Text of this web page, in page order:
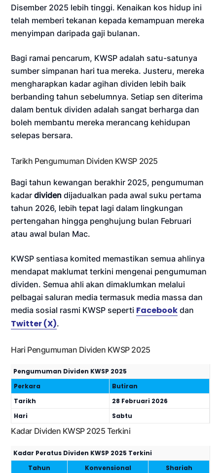
Disember 2025 lebih tinggi. Kenaikan kos hidup ini
telah memberi tekanan kepada kemampuan mereka
menyimpan daripada gaji bulanan.
Bagi ramai pencarum, KWSP adalah satu-satunya
sumber simpanan hari tua mereka. Justeru, mereka
mengharapkan kadar agihan dividen lebih baik
berbanding tahun sebelumnya. Setiap sen diterima
dalam bentuk dividen adalah sangat berharga dan
boleh membantu mereka merancang kehidupan
selepas bersara.
Tarikh Pengumuman Dividen KWSP 2025
Bagi tahun kewangan berakhir 2025, pengumuman
kadardividen dijadualkan pada awal suku pertama
tahun 2026, lebih tepat lagi dalam lingkungan
pertengahan hingga penghujung bulan Februari
atau awal bulan Mac.
KWSP sentiasa komited memastikan semua ahlinya
mendapat maklumat terkini mengenai pengumuman
dividen. Semua ahli akan dimaklumkan melalui
pelbagai saluran media termasuk media massa dan
media sosial rasmi KWSP seperti Facebook dan
Twitter (X).
Hari Pengumuman Dividen KWSP 2025
Pengumuman Dividen KWSP 2025
Perkara
Butiran
Tarikh
28 Februari 2026
Hari
Sabtu
Kadar Dividen KWSP 2025 Terkini
Kadar Peratus Dividen KWSP 2025 Terkini
Tahun
Konvensional
Shariah